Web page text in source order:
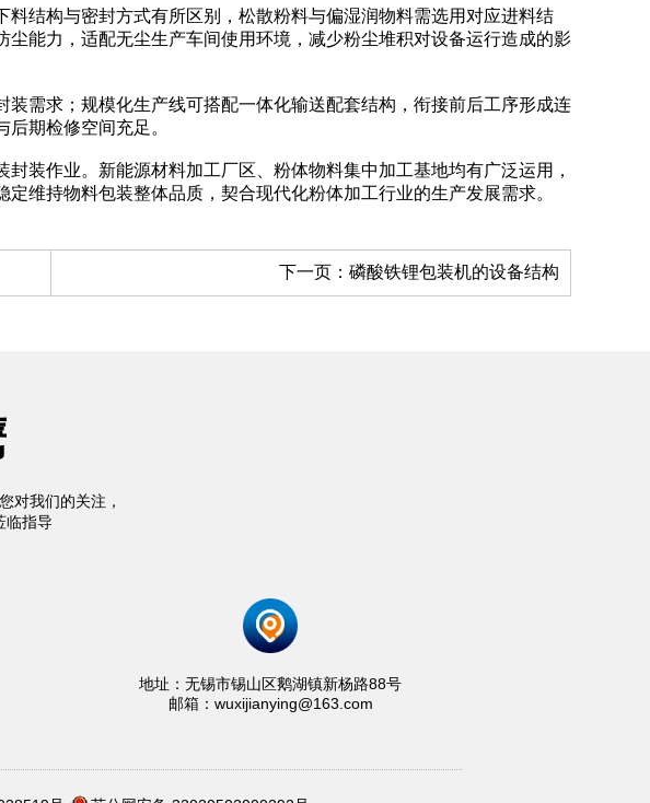
结构与密封方式有所区别，松散粉料与偏湿润物料需选用对应进料结
能力，适配无尘生产车间使用环境，减少粉尘堆积对设备运行造成的影
需求；规模化生产线可搭配一体化输送配套结构，衔接前后工序形成连
期检修空间充足。
装作业。新能源材料加工厂区、粉体物料集中加工基地均有广泛运用，
维持物料包装整体品质，契合现代化粉体加工行业的生产发展需求。
下一页：磷酸铁锂包装机的设备结构
对我们的关注，
临指导
地址：无锡市锡山区鹅湖镇新杨路88号
邮箱：wuxijianying@163.com